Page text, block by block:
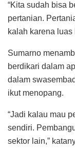
“Kita sudah bisa
pertanian.
kalah karena luas
Sumarno
berdikari dalam
dalam
ikut menopang.
“Jadi kalau mau
sendiri.
sektor lain,”